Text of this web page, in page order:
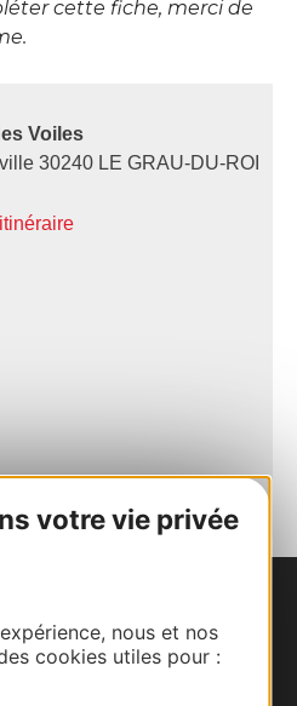
votre vie privée
nous et nos
cookies utiles pour :
cette fiche, merci de
Voiles
30240 LE GRAU-DU-ROI